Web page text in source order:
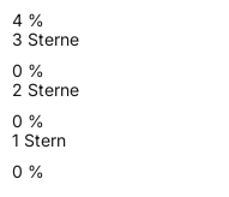
4 %
3 Sterne
0 %
2 Sterne
0 %
1 Stern
0 %